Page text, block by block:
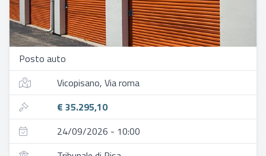
Posto auto
Vicopisano, Via roma
€ 35.295,10
24/09/2026 - 10:00